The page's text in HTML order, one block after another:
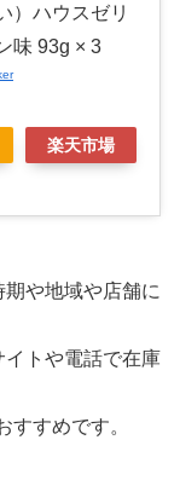
）ハウスゼリ
味 93g × 3
楽天市場
や地域や店舗に
トや電話で在庫
すめです。